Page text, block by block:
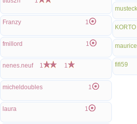
Franzy 1
fmillord 1
nenes.neuf 1 1
micheldoubles 1
laura 1
KORTO
fifi59